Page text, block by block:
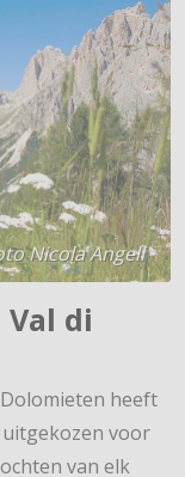
Nicola Angeli
di
heeft
voor
van elk